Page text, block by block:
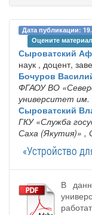
Дата публикации:
Оцените материал
Сыроватский
наук , доцент,
Бочуров
ФГАОУ ВО
университет
Сыроватский
ГКУ «Служба
Саха (Якутия)» ,
«Устройство
В